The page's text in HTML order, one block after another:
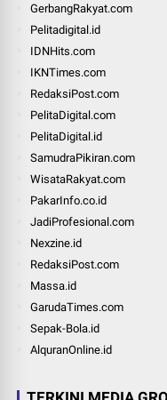
GerbangRakyat.com
Pelitadigital.id
IDNHits.com
IKNTimes.com
RedaksiPost.com
PelitaDigital.com
PelitaDigital.id
SamudraPikiran.com
WisataRakyat.com
PakarInfo.co.id
JadiProfesional.com
Nexzine.id
RedaksiPost.com
Massa.id
GarudaTimes.com
Sepak-Bola.id
AlquranOnline.id